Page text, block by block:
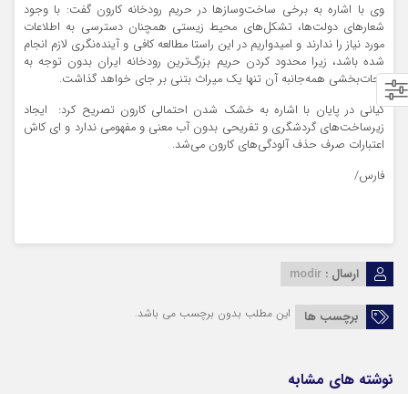
وی با اشاره به برخی ساخت‌و‌سازها در حریم رودخانه کارون گفت: با وجود
شعارهای دولت‌ها، تشکل‌های محیط زیستی همچنان دسترسی به اطلاعات
مورد نیاز را ندارند و امیدواریم در این راستا مطالعه کافی و آینده‌نگری لازم انجام
شده باشد، زیرا محدود کردن حریم بزرگ‌ترین رودخانه ایران بدون توجه به
نجات‌بخشی همه‌جانبه آن تنها یک میراث بتنی بر جای خواهد گذاشت.
کیانی در پایان با اشاره به خشک شدن احتمالی کارون تصریح کرد: ایجاد
زیرساخت‌های گردشگری و تفریحی بدون آب معنی و مفهومی ندارد و ای کاش
اعتبارات صرف حذف آلودگی‌های کارون می‌شد‎.
فارس/
ارسال : modir
برچسب ها این مطلب بدون برچسب می باشد.
نوشته های مشابه